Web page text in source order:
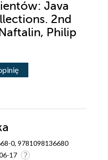
Java
2nd
Philip
0, 9781098136680
17